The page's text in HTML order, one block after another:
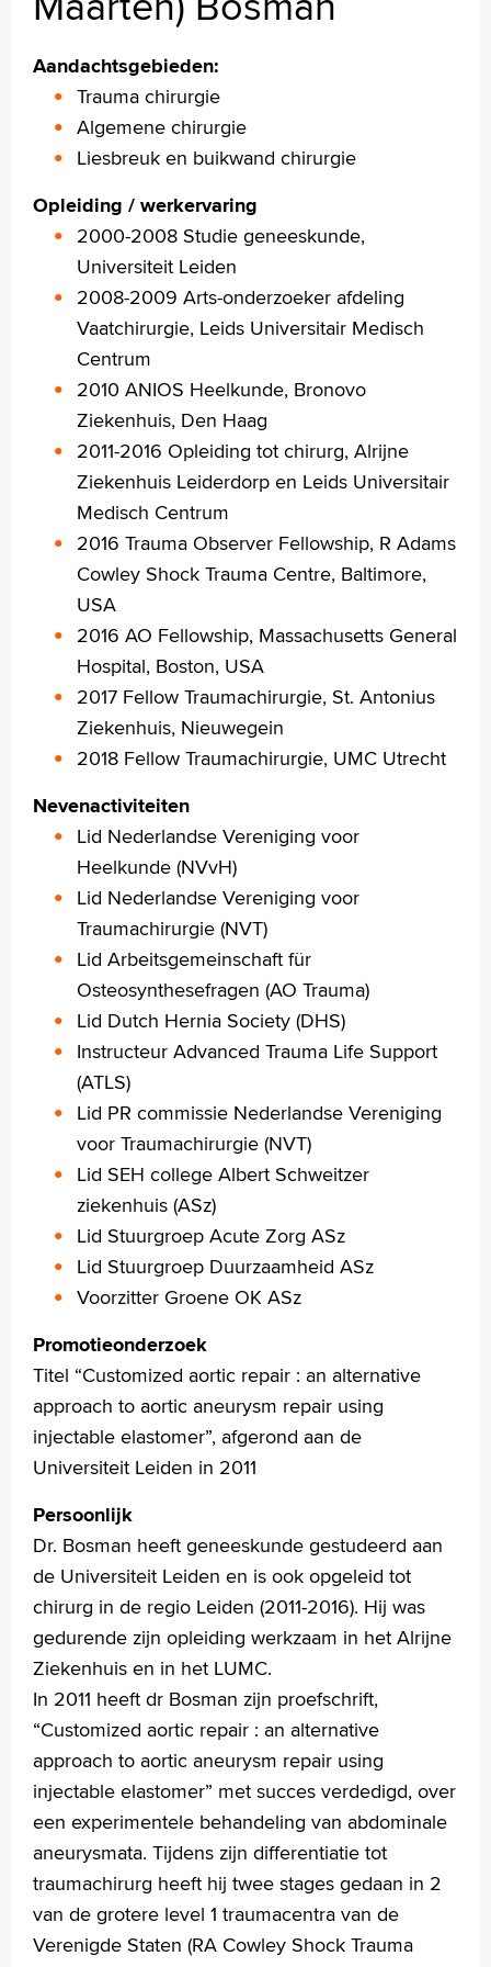
Homepage
Praktische informatie
Specialismen
Werken en leren
Medewerkers
Contact
MijnASz
Wetenschappelijk onderzoek
Tekstgrootte A+
Voorleesfunctie
Language
Zoeken
English
Français
Polski
Türkçe
Arabisch
Aandachtsgebieden:
Trauma chirurgie
Algemene chirurgie
Liesbreuk en buikwand chirurgie
Opleiding / werkervaring
2000-2008 Studie geneeskunde,
Universiteit Leiden
2008-2009 Arts-onderzoeker afdeling
Vaatchirurgie, Leids Universitair Medisch
Centrum
2010 ANIOS Heelkunde, Bronovo
Ziekenhuis, Den Haag
2011-2016 Opleiding tot chirurg, Alrijne
Ziekenhuis Leiderdorp en Leids Universitair
Medisch Centrum
2016 Trauma Observer Fellowship, R Adams
Cowley Shock Trauma Centre, Baltimore,
USA
2016 AO Fellowship, Massachusetts General
Hospital, Boston, USA
2017 Fellow Traumachirurgie, St. Antonius
Ziekenhuis, Nieuwegein
2018 Fellow Traumachirurgie, UMC Utrecht
Nevenactiviteiten
Lid Nederlandse Vereniging voor
Heelkunde (NVvH)
Lid Nederlandse Vereniging voor
Traumachirurgie (NVT)
Lid Arbeitsgemeinschaft für
Osteosynthesefragen (AO Trauma)
Lid Dutch Hernia Society (DHS)
Instructeur Advanced Trauma Life Support
(ATLS)
Lid PR commissie Nederlandse Vereniging
voor Traumachirurgie (NVT)
Lid SEH college Albert Schweitzer
ziekenhuis (ASz)
Lid Stuurgroep Acute Zorg ASz
Lid Stuurgroep Duurzaamheid ASz
Voorzitter Groene OK ASz
Promotieonderzoek
Titel “Customized aortic repair : an alternative
approach to aortic aneurysm repair using
injectable elastomer”, afgerond aan de
Universiteit Leiden in 2011
Persoonlijk
Dr. Bosman heeft geneeskunde gestudeerd aan
de Universiteit Leiden en is ook opgeleid tot
chirurg in de regio Leiden (2011-2016). Hij was
gedurende zijn opleiding werkzaam in het Alrijne
Ziekenhuis en in het LUMC.
In 2011 heeft dr Bosman zijn proefschrift,
“Customized aortic repair : an alternative
approach to aortic aneurysm repair using
injectable elastomer” met succes verdedigd, over
een experimentele behandeling van abdominale
aneurysmata. Tijdens zijn differentiatie tot
traumachirurg heeft hij twee stages gedaan in 2
van de grotere level 1 traumacentra van de
Verenigde Staten (RA Cowley Shock Trauma